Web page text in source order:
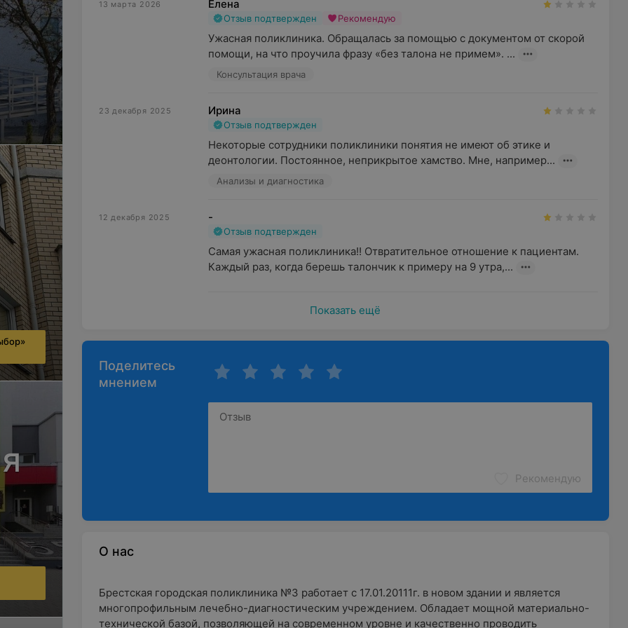
13 марта 2026 Елена
Отзыв подтвержден Рекомендую
Ужасная поликлиника. Обращалась за помощью с документом от скорой
помощи, на что проучила фразу «без талона не примем». ...
Консультация врача
23 декабря 2025 Ирина
Отзыв подтвержден
Некоторые сотрудники поликлиники понятия не имеют об этике и
деонтологии. Постоянное, неприкрытое хамство. Мне, например...
Анализы и диагностика
12 декабря 2025 -
Отзыв подтвержден
Самая ужасная поликлиника!! Отвратительное отношение к пациентам.
Каждый раз, когда берешь талончик к примеру на 9 утра,...
Показать ещё
Поделитесь
мнением
Рекомендую
О нас
Брестская городская поликлиника №3 работает с 17.01.20111г. в новом здании и является
многопрофильным лечебно-диагностическим учреждением. Обладает мощной материально-
технической базой, позволяющей на современном уровне и качественно проводить